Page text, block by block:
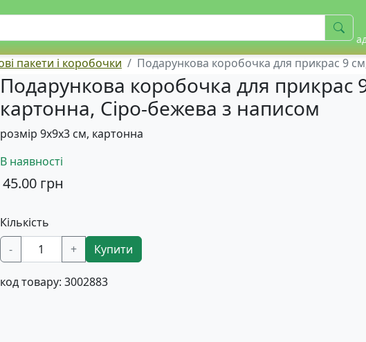
пакети і коробочки Подарункова коробочка для прикрас 9
Подарункова коробочка для прикрас
картонна, Сіро-бежева з написом
розмір 9х9х3 см, картонна
В наявності
45.00 грн
Кількість
-
+ Купити
код товару: 3002883